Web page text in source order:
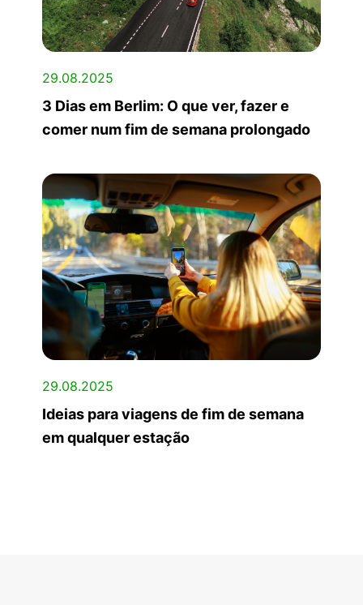
29.08.2025
3 Dias em Berlim: O que ver, fazer e
comer num fim de semana prolongado
29.08.2025
Ideias para viagens de fim de semana
em qualquer estação